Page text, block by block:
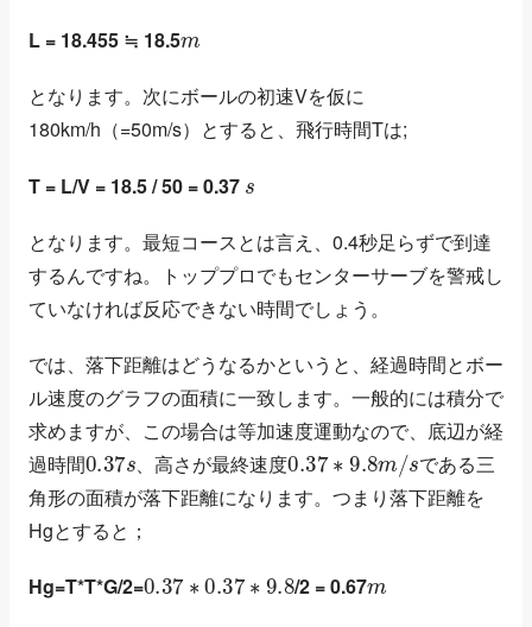
L = 18.455 ≒ 18.5
となります。次にボールの初速Vを仮に
180km/h（=50m/s）とすると、飛行時間Tは;
T = L/V = 18.5 / 50 = 0.37
となります。最短コースとは言え、0.4秒足らずで到達
するんですね。トッププロでもセンターサーブを警戒し
ていなければ反応できない時間でしょう。
では、落下距離はどうなるかというと、経過時間とボー
ル速度のグラフの面積に一致します。一般的には積分で
求めますが、この場合は等加速度運動なので、底辺が経
過時間
0.37
、高さが最終速度
0.37∗9.8m /s
である三
角形の面積が落下距離になります。つまり落下距離を
Hgとすると；
Hg=T*T*G/2= /2 = 0.67